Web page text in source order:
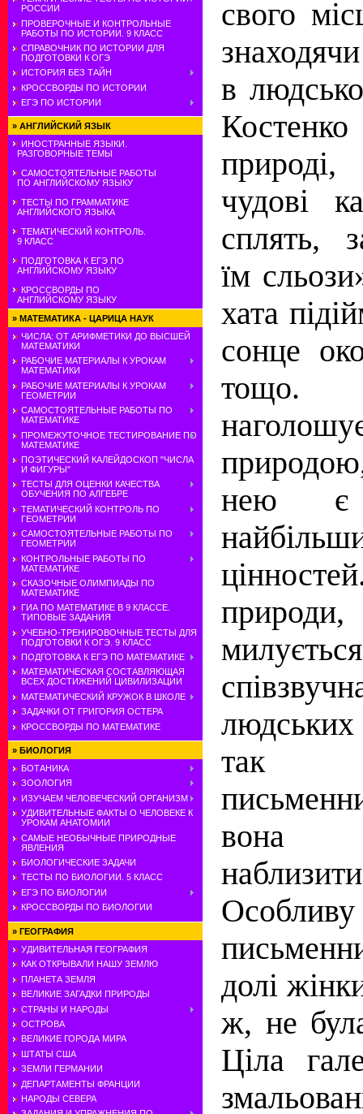
РОССИИ
ПРОВЕРОЧНЫЕ И КОНТРОЛЬНЫЕ
РАБОТЫ ПО ИСТОРИИ. 9 КЛАСС
СПРАВОЧНИК ПО ИСТОРИИ ДЛЯ
ПОДГОТОВКИ К ОГЭ
ИСТОРИЯ БЕЗ ТАЙН
КРОССВОРДЫ ПО ИСТОРИИ
ЕГЭ ПО ИСТОРИИ
» АНГЛИЙСКИЙ ЯЗЫК
ИНОСТРАННЫЕ ЯЗЫКИ.
РАЗГОВОРНЫЕ ТЕМЫ
САМОСТОЯТЕЛЬНЫЕ РАБОТЫ
ПО АНГЛИЙСКОМУ ЯЗЫКУ
ТЕСТЫ ПО ГРАММАТИКЕ
АНГЛИЙСКОГО ЯЗЫКА
ТЕМАТИЧЕСКИЙ КОНТРОЛЬ.
9 КЛАСС
ПОДГОТОВКА К ЕГЭ ПО
АНГЛИЙСКОМУ ЯЗЫКУ
КРОССВОРДЫ ПО
АНГЛИЙСКОМУ ЯЗЫКУ
» МАТЕМАТИКА - ЦАРИЦА НАУК
ЧИСЛА: ОТ АРИФМЕТИКИ ДО ВЫСШЕЙ
МАТЕМАТИКИ
РАБОЧИЕ МАТЕРИАЛЫ К УРОКАМ
МАТЕМАТИКИ
РАБОЧИЕ МАТЕРИАЛЫ К УРОКАМ
ГЕОМЕТРИИ
САМОСТОЯТЕЛЬНЫЕ РАБОТЫ ПО
МАТЕМАТИКЕ
ПРОМЕЖУТОЧНОЕ ТЕСТИРОВАНИЕ ПО
МАТЕМАТИКЕ
ПОЭТИЧЕСКИЙ КАЛЕЙДОСКОП "ЧИСЛА
И ФИГУРЫ"
ТЕСТЫ ДЛЯ ОЦЕНКИ КАЧЕСТВА
ОБУЧЕНИЯ ПО АЛГЕБРЕ
ТЕМАТИЧЕСКИЙ КОНТРОЛЬ ПО
ГЕОМЕТРИИ
САМОСТОЯТЕЛЬНЫЕ РАБОТЫ ПО
ГЕОМЕТРИИ
КОНТРОЛЬНЫЕ РАБОТЫ ПО
МАТЕМАТИКЕ
СКАЗОЧНЫЕ ОЛИМПИАДЫ ПО
МАТЕМАТИКЕ
ГИА ПО МАТЕМАТИКЕ В 9 КЛАССЕ.
ТИПОВЫЕ ЗАДАНИЯ
УЧЕБНО-ТРЕНИРОВОЧНЫЕ ТЕСТЫ ДЛЯ
ПОДГОТОВКИ К ОГЭ. 9 КЛАСС
ПОДГОТОВКА К ЕГЭ ПО МАТЕМАТИКЕ
МАТЕМАТИЧЕСКАЯ СОСТАВЛЯЮЩАЯ
ВСЕХ ДОСТИЖЕНИЙ ЦИВИЛИЗАЦИИ
МАТЕМАТИЧЕСКИЙ КРУЖОК В ШКОЛЕ
ЗАДАЧКИ ОТ ГРИГОРИЯ ОСТЕРА
КРОССВОРДЫ ПО МАТЕМАТИКЕ
» БИОЛОГИЯ
БОТАНИКА
ЗООЛОГИЯ
ИЗУЧАЕМ ЧЕЛОВЕЧЕСКИЙ ОРГАНИЗМ
УДИВИТЕЛЬНЫЕ ФАКТЫ О ЧЕЛОВЕКЕ К
УРОКАМ АНАТОМИИ
САМЫЕ НЕОБЫЧНЫЕ ПРИРОДНЫЕ
ЯВЛЕНИЯ
БИОЛОГИЧЕСКИЕ ЗАДАЧИ
ТЕСТЫ ПО БИОЛОГИИ. 5 КЛАСС
ЕГЭ ПО БИОЛОГИИ
КРОССВОРДЫ ПО БИОЛОГИИ
» ГЕОГРАФИЯ
УДИВИТЕЛЬНАЯ ГЕОГРАФИЯ
КАК ОТКРЫВАЛИ НАШУ ЗЕМЛЮ
ПЛАНЕТА ЗЕМЛЯ
ВЕЛИКИЕ ЗАГАДКИ ПРИРОДЫ
СТРАНЫ И НАРОДЫ
ОСТРОВА
ВЕЛИКИЕ ГОРОДА МИРА
ШТАТЫ США
ЗЕМЛИ ГЕРМАНИИ
ДЕПАРТАМЕНТЫ ФРАНЦИИ
НАРОДЫ СЕВЕРА
свого
в
чудові
сплять,
їм
хата
сонце
тощо.
нею є
так
вона
долі
ж, не
Ціла